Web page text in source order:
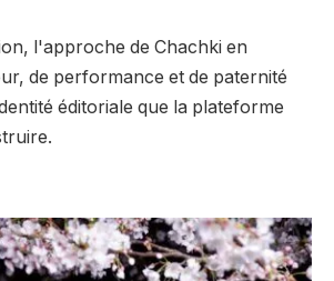
l'approche de Chachki en
de performance et de paternité
éditoriale que la plateforme